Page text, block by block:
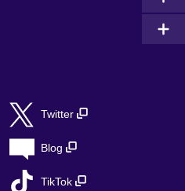
Twitter
Blog
TikTok